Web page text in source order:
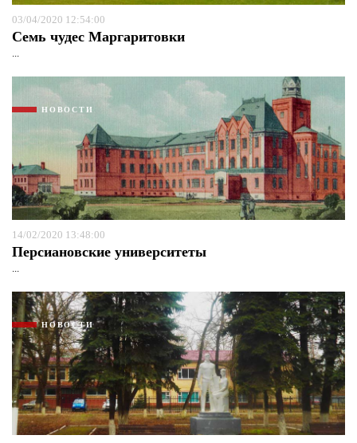
03/04/2020 12:54:00
Семь чудес Маргаритовки
...
НОВОСТИ
14/02/2020 13:48:00
Персиановские университеты
...
НОВОСТИ